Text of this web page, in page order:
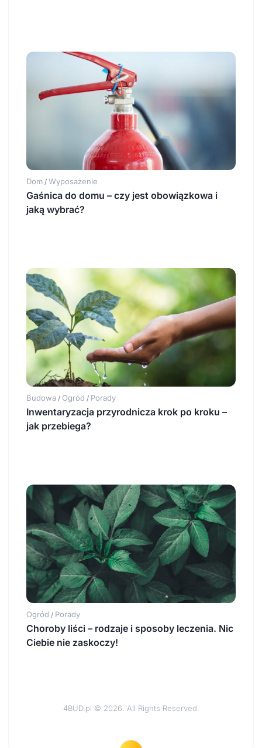
Dom / Wyposażenie
Gaśnica do domu – czy jest obowiązkowa i
jaką wybrać?
Budowa / Ogród / Porady
Inwentaryzacja przyrodnicza krok po kroku –
jak przebiega?
Ogród / Porady
Choroby liści – rodzaje i sposoby leczenia. Nic
Ciebie nie zaskoczy!
4BUD.pl © 2026. All Rights Reserved.